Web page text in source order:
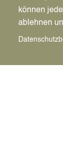
können
ablehnen